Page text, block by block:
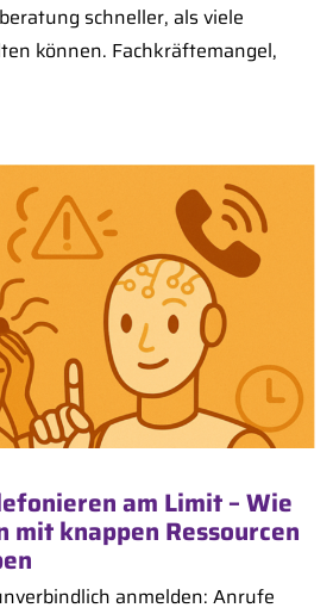
schneller, als viele
können. Fachkräftemangel,
am Limit – Wie
mit knappen Ressourcen
anmelden: Anrufe